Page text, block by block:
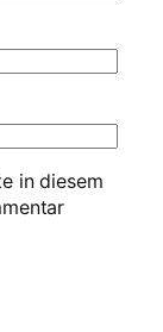
in diesem